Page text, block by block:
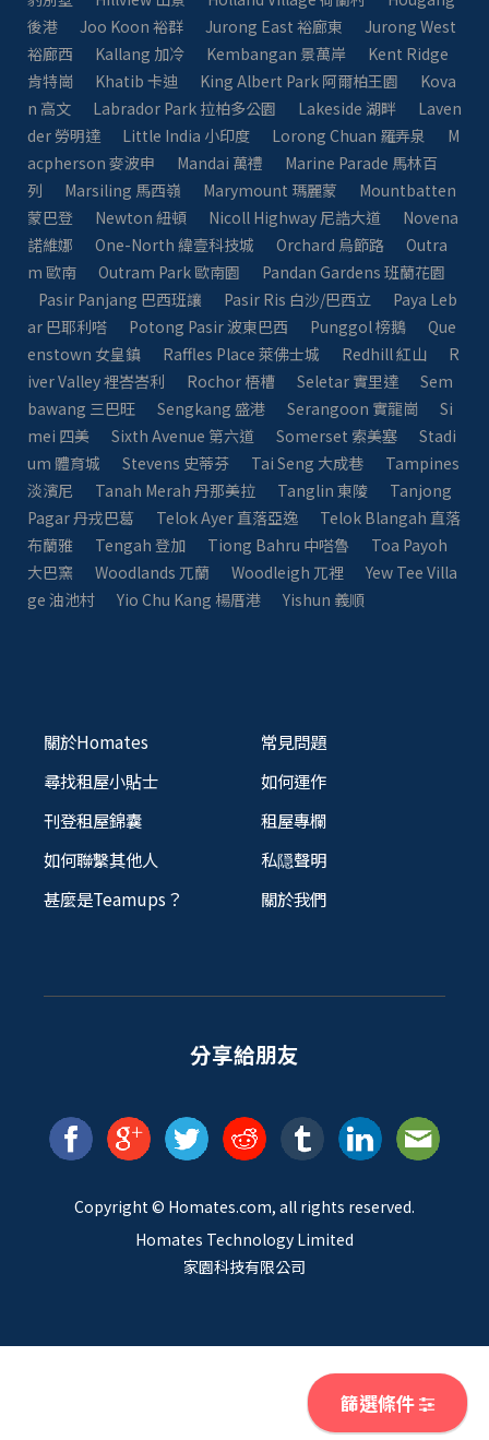
篩選條件
後港
Joo Koon 裕群 Jurong East 裕廊東
Jurong West
裕廊西
Kallang 加冷 Kembangan 景萬岸
Kent Ridge
肯特崗
Khatib 卡迪 King Albert Park 阿爾柏王園
Kova
n 高文
Labrador Park 拉柏多公園 Lakeside 湖畔
Laven
der 勞明達
Little India 小印度 Lorong Chuan 羅弄泉
M
acpherson 麥波申
Mandai 萬禮
Marine Parade 馬林百
列
Marsiling 馬西嶺 Marymount 瑪麗蒙
Mountbatten
蒙巴登
Newton 紐頓 Nicoll Highway 尼誥大道
Novena
諾維娜
One-North 緯壹科技城 Orchard 烏節路
Outra
m 歐南
Outram Park 歐南園
Pandan Gardens 班蘭花園
Pasir Panjang 巴西班讓
Pasir Ris 白沙/巴西立
Paya Leb
ar 巴耶利嗒
Potong Pasir 波東巴西 Punggol 榜鵝
Que
enstown 女皇鎮
Raffles Place 萊佛士城 Redhill 紅山
R
iver Valley 裡峇峇利
Rochor 梧槽 Seletar 實里達
Sem
bawang 三巴旺
Sengkang 盛港 Serangoon 實龍崗
Si
mei 四美
Sixth Avenue 第六道 Somerset 索美塞
Stadi
um 體育城
Stevens 史蒂芬 Tai Seng 大成巷
Tampines
淡濱尼
Tanah Merah 丹那美拉 Tanglin 東陵
Tanjong
Pagar 丹戎巴葛
Telok Ayer 直落亞逸
Telok Blangah 直落
布蘭雅
Tengah 登加 Tiong Bahru 中嗒魯
Toa Payoh
大巴窯
Woodlands 兀蘭 Woodleigh 兀裡
Yew Tee Villa
ge 油池村
Yio Chu Kang 楊厝港 Yishun 義順
關於Homates
尋找租屋小貼士
刊登租屋錦囊
如何聯繫其他人
甚麼是Teamups？
常見問題
如何運作
租屋專欄
私隠聲明
關於我們
分享給朋友
Copyright © Homates.com, all rights reserved.
Homates Technology Limited
家園科技有限公司